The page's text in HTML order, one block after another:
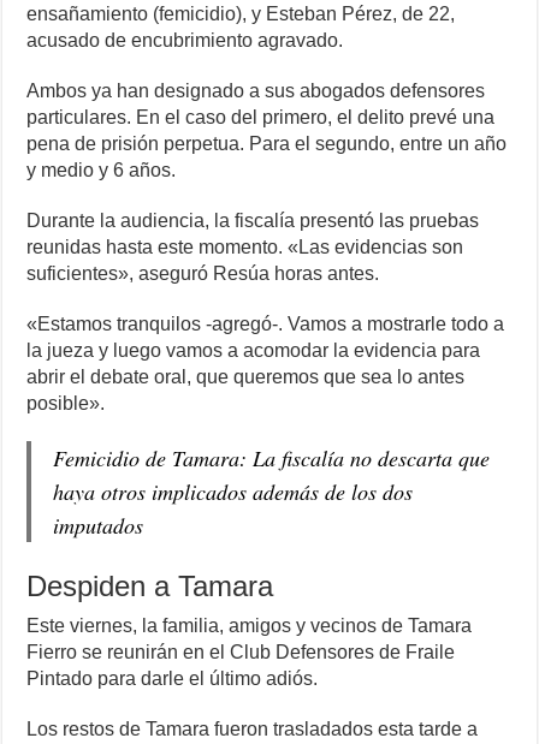
ensañamiento (femicidio), y Esteban Pérez, de 22,
acusado de encubrimiento agravado.
Ambos ya han designado a sus abogados defensores
particulares. En el caso del primero, el delito prevé una
pena de prisión perpetua. Para el segundo, entre un año
y medio y 6 años.
Durante la audiencia, la fiscalía presentó las pruebas
reunidas hasta este momento. «Las evidencias son
suficientes», aseguró Resúa horas antes.
«Estamos tranquilos -agregó-. Vamos a mostrarle todo a
la jueza y luego vamos a acomodar la evidencia para
abrir el debate oral, que queremos que sea lo antes
posible».
Femicidio de Tamara: La fiscalía no descarta que
haya otros implicados además de los dos
imputados
Despiden a Tamara
Este viernes, la familia, amigos y vecinos de Tamara
Fierro se reunirán en el Club Defensores de Fraile
Pintado para darle el último adiós.
Los restos de Tamara fueron trasladados esta tarde a